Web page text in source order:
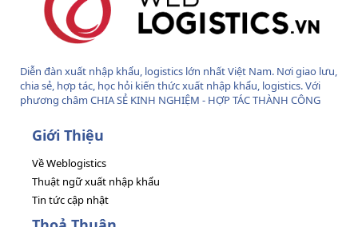
Diễn đàn xuất nhập khẩu, logistics lớn nhất Việt Nam. Nơi giao lưu,
chia sẻ, hợp tác, học hỏi kiến thức xuất nhập khẩu, logistics. Với
phương châm CHIA SẺ KINH NGHIỆM - HỢP TÁC THÀNH CÔNG
Giới Thiệu
Về Weblogistics
Thuật ngữ xuất nhập khẩu
Tin tức cập nhật